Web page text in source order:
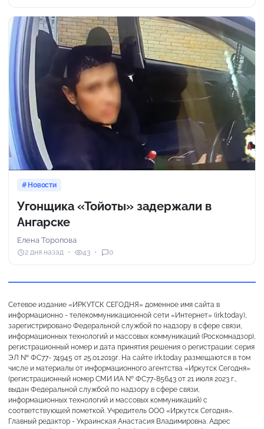
Новости
Угонщика «Тойоты» задержали в
Ангарске
Елена Торопова
2 дня назад 43 0
Сетевое издание «ИРКУТСК СЕГОДНЯ» доменное имя сайта в
информационно - телекоммуникационной сети «Интернет» (irk.today),
зарегистрировано Федеральной службой по надзору в сфере связи,
информационных технологий и массовых коммуникаций (Роскомнадзор),
регистрационный номер и дата принятия решения о регистрации: серия
ЭЛ № ФС77- 74945 от 25.01.2019г. На сайте irk.today размещаются в том
числе и материалы от информационного агентства «Иркутск Сегодня»
(регистрационный номер СМИ ИА № ФС77-85643 от 21 июля 2023 г.,
выдан Федеральной службой по надзору в сфере связи,
информационных технологий и массовых коммуникаций) с
соответствующей пометкой. Учредитель ООО «Иркутск Сегодня».
Главный редактор - Украинская Анастасия Владимировна. Адрес